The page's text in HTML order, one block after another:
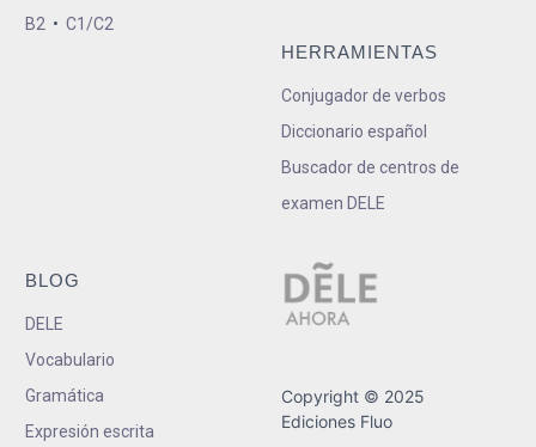
B2 • C1/C2
HERRAMIENTAS
Conjugador de verbos
Diccionario español
Buscador de centros de
examen DELE
BLOG
DELE
Vocabulario
Gramática
Expresión escrita
Copyright © 2025
Ediciones Fluo